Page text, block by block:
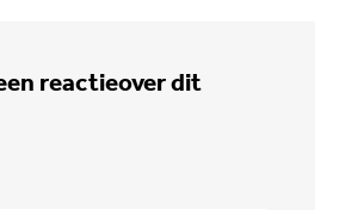
reactieover dit